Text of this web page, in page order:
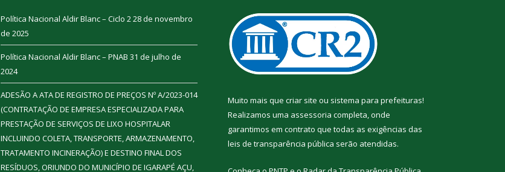
Política Nacional Aldir Blanc – Ciclo 228 de novembro
de 2025
Política Nacional Aldir Blanc – PNAB 31 de julho de
2024
ADESÃO A ATA DE REGISTRO DE PREÇOS Nº A/2023-014
(CONTRATAÇÃO DE EMPRESA ESPECIALIZADA PARA
PRESTAÇÃO DE SERVIÇOS DE LIXO HOSPITALAR
INCLUINDO COLETA, TRANSPORTE, ARMAZENAMENTO,
TRATAMENTO INCINERAÇÃO) E DESTINO FINAL DOS
RESÍDUOS, ORIUNDO DO MUNICÍPIO DE IGARAPÉ AÇU,
Muito mais que criar site ou sistema para prefeituras!
Realizamos uma assessoria completa, onde
garantimos em contrato que todas as exigências das
leis de transparência pública serão atendidas.